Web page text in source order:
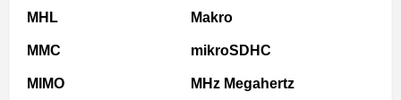
MHL
MMC
MIMO
Makro
mikroSDHC
MHz Megahertz